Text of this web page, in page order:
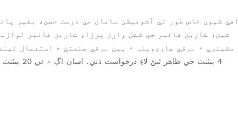
اهي شيون خاص طور تي آٽوميشن سامان جي درست حصن، بغير
شين، ڪاربن فائبر جي شڪل وارن پرزا، ڪاربن فائبر
4